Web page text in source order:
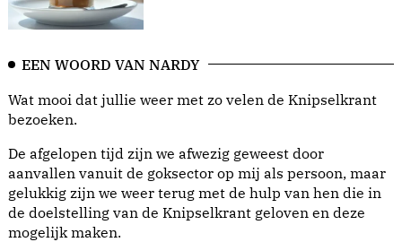
EEN WOORD VAN NARDY
Wat mooi dat jullie weer met zo velen de Knipselkrant
bezoeken.
De afgelopen tijd zijn we afwezig geweest door
aanvallen vanuit de goksector op mij als persoon, maar
gelukkig zijn we weer terug met de hulp van hen die in
de doelstelling van de Knipselkrant geloven en deze
mogelijk maken.